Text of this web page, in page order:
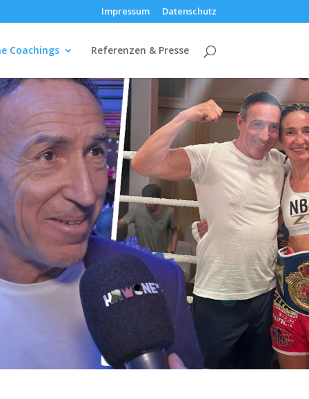
Impressum Datenschutz
Coachings Referenzen & Presse